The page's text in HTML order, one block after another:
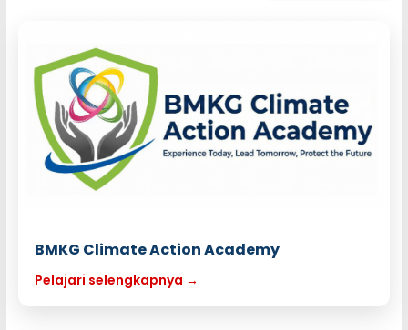
BMKG Climate Action Academy
Pelajari selengkapnya →